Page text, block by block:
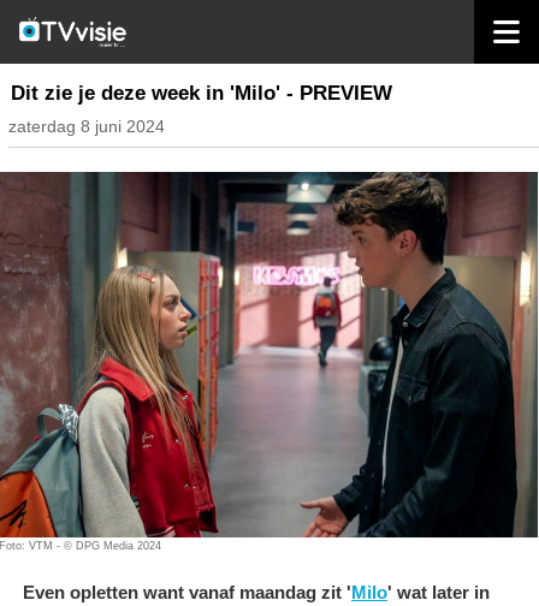
inhoud belgië
Dit zie je deze week in 'Milo' - PREVIEW
zaterdag 8 juni 2024
Foto: VTM - © DPG Media 2024
Even opletten want vanaf maandag zit 'Milo' wat later in